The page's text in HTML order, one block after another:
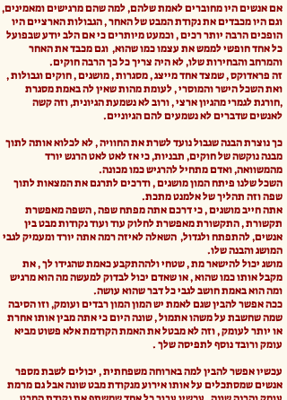
אם אנשים היו מחוברים לאמת שלהם, למה שהם מרגישים ומאמינים,
וגם היו מכבדים את נקודת המבט של האחר , הגבולות הארציים היו
הופכים הרבה יותר רכים , וכמעט מיותרים כי אם הלב יודע שבפועל
כל אחד חופשי לממש את עצמו כמו שהוא, וגם מכבד את האחר
והמרחב והבחירות שלו, לא היה צריך כל כך הרבה חוקים.
זה פראדוקס , שמצד אחד מייצג , מסגרות , מושגים , חוקים וגבולות ,
ואת השכל הישר והמוסרי , לעומת מהות שאין לה באמת מסגרת
,חורגת לגמרי מהגיון ארצי , ורוב לא נשמעת הגיונית, וזה קשה
לאנשים שדברים לא נשמעים להם הגיוניים.
כך נוצרת הבנה שגבול נועד לשרת את החוויה , לא לכלוא אותה לתוך
מבנה נוקשה של חוקים, תבניות, כי אז לאט לאט הרגש יורד
מהמשוואה, ואדם מתחיל להרגיש כמו מכונה.
השכל שלנו פיתח המון מושגים , ודרכים לתרגם את המצאות לתוך
שפה וזה תהליך של אלמנט מתכת.
אתה חייב מושגים , כי דרכם אתה מפתח שפה , השפה מאפשרת
תקשורת , התקשורת מאפשרת לחלוק עוד ועוד נקודות מבט בין
אנשים, להתפתח ולגדול, השאלה לאיזה רמה אתה יורד ומעמיק לגבי
המושג והבנה שלו.
מושג יכול להישאר מת , שטחי ולההתקבע כאמת שהגידו לך , את
מקבל אותו כמו שהוא , או שאדם יכול לבדוק למעשה מה הוא מרגיש
ומה הוא באמת חושב לגבי כל דבר שהוא עושה.
ככה אפשר להבין שגם לאמת יש המון המון רבדים ועומק, וזו הסיבה
שמה שחשבת על משהו אתמול , שונה היום כי אתה מבין אותו אחרת
או יותר לעומק , וזה לא מבטל את האמת הקודמת אלא פשוט מביא
עומק ורובד נוסף לתפיסה שלך .
עכשיו אפשר להבין למה בארוחה משפחתית , יכולים לשבת מספר
אנשים שמסתכלים על אותו אירוע מנקודת מבט שונה אבל גם מרמת